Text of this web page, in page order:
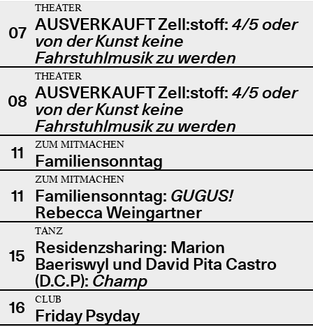
07
THEATER
AUSVERKAUFT Zell:stoff: 4/5 oder
von der Kunst keine
Fahrstuhlmusik zu werden
08
THEATER
AUSVERKAUFT Zell:stoff: 4/5 oder
von der Kunst keine
Fahrstuhlmusik zu werden
11
ZUM MITMACHEN
Familiensonntag
11
ZUM MITMACHEN
Familiensonntag: GUGUS!
Rebecca Weingartner
15
TANZ
Residenzsharing: Marion
Baeriswyl und David Pita Castro
(D.C.P): Champ
16
CLUB
Friday Psyday